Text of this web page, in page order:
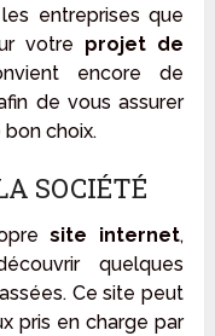
entreprises que
votre projet de
encore de
de vous assurer
choix.
SOCIÉTÉ
site internet,
quelques
Ce site peut
pris en charge par